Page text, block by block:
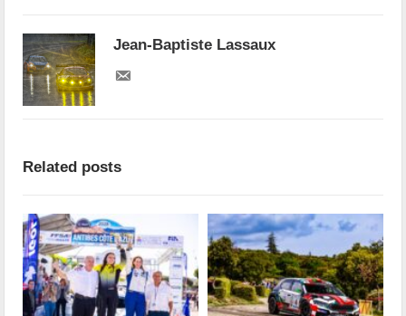
Jean-Baptiste Lassaux
Related posts